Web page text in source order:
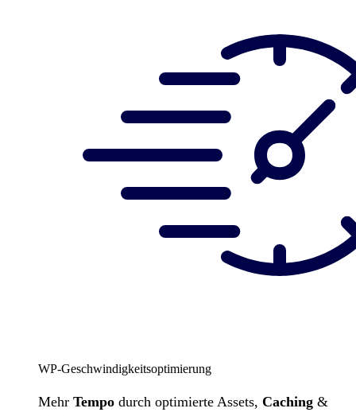
WP-Geschwindigkeitsoptimierung
Mehr Tempo durch optimierte Assets, Caching &